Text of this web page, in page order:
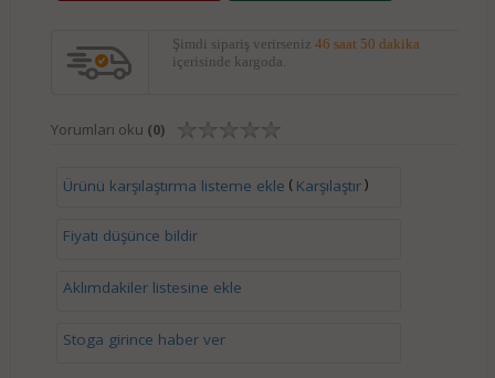
Şimdi sipariş verirseniz 46 saat 50 dakika
içerisinde kargoda.
Yorumları oku (0)
Ürünü karşılaştırma listeme ekle ( Karşılaştır)
Fiyatı düşünce bildir
Aklımdakiler listesine ekle
Stoga girince haber ver